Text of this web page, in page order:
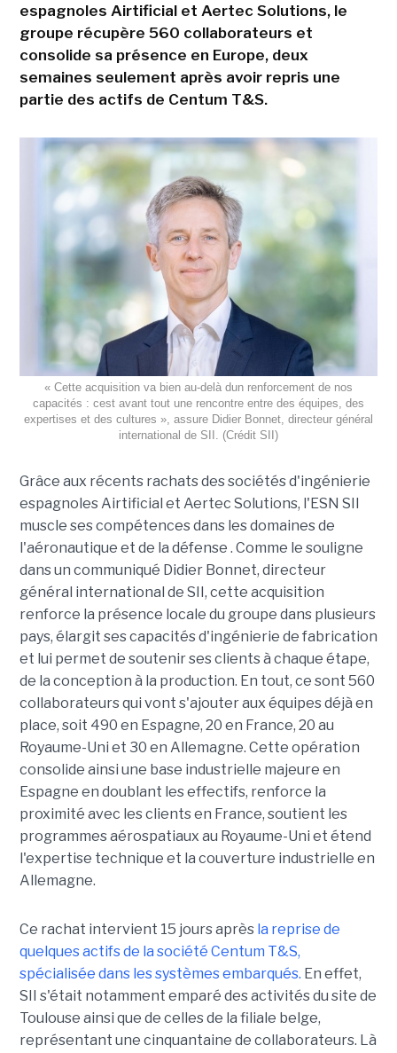
espagnoles Airtificial et Aertec Solutions, le
groupe récupère 560 collaborateurs et
consolide sa présence en Europe, deux
semaines seulement après avoir repris une
partie des actifs de Centum T&S.
« Cette acquisition va bien au-delà dun renforcement de nos
capacités : cest avant tout une rencontre entre des équipes, des
expertises et des cultures », assure Didier Bonnet, directeur général
international de SII. (Crédit SII)
Grâce aux récents rachats des sociétés d'ingénierie
espagnoles Airtificial et Aertec Solutions, l'ESN SII
muscle ses compétences dans les domaines de
l'aéronautique et de la défense . Comme le souligne
dans un communiqué Didier Bonnet, directeur
général international de SII, cette acquisition
renforce la présence locale du groupe dans plusieurs
pays, élargit ses capacités d'ingénierie de fabrication
et lui permet de soutenir ses clients à chaque étape,
de la conception à la production. En tout, ce sont 560
collaborateurs qui vont s'ajouter aux équipes déjà en
place, soit 490 en Espagne, 20 en France, 20 au
Royaume-Uni et 30 en Allemagne. Cette opération
consolide ainsi une base industrielle majeure en
Espagne en doublant les effectifs, renforce la
proximité avec les clients en France, soutient les
programmes aérospatiaux au Royaume-Uni et étend
l'expertise technique et la couverture industrielle en
Allemagne.
Ce rachat intervient 15 jours après la reprise de
quelques actifs de la société Centum T&S,
spécialisée dans les systèmes embarqués. En effet,
SII s'était notamment emparé des activités du site de
Toulouse ainsi que de celles de la filiale belge,
représentant une cinquantaine de collaborateurs. Là